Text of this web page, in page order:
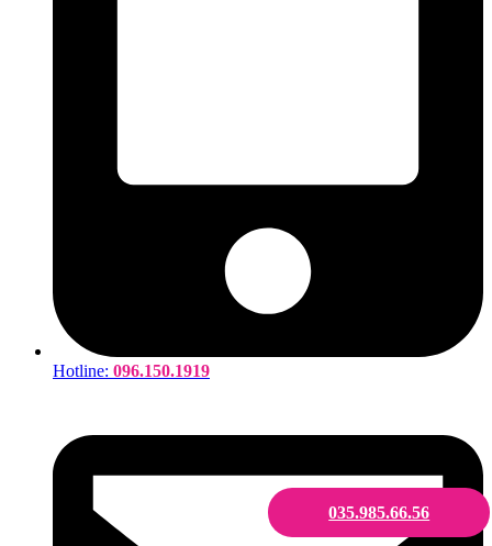
035.985.66.56
Hotline: 096.150.1919